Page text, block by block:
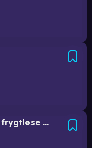
Frække Frida og de frygtløse spioner